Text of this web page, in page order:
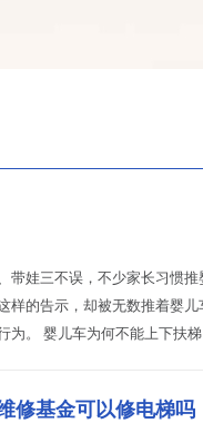
带娃三不误，不少家长习惯
的告示，却被无数推着婴
。 婴儿车为何不能上下扶
修基金可以修电梯吗